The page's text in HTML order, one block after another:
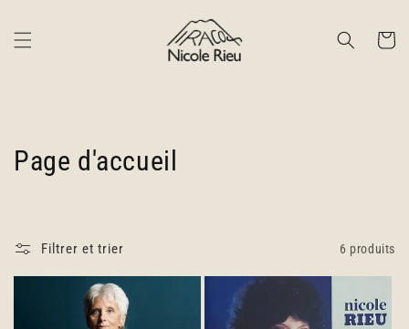
au
contenu
Panier
C
Page d'accueil
Filtrer et trier 6 produits